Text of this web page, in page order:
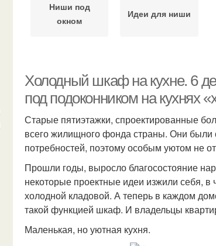
Ниши под
окном
Идеи для ниши
Холодный шкаф на кухне. 6
под подоконником на кухнях
Старые пятиэтажки, спроектированные
всего жилищного фонда страны. Они
потребностей, поэтому особым уютом не
Прошли годы, выросло благосостояние
некоторые проектные идеи изжили себя, в
холодной кладовой. А теперь в каждом
такой функцией шкаф. И владельцы
Маленькая, но уютная кухня.